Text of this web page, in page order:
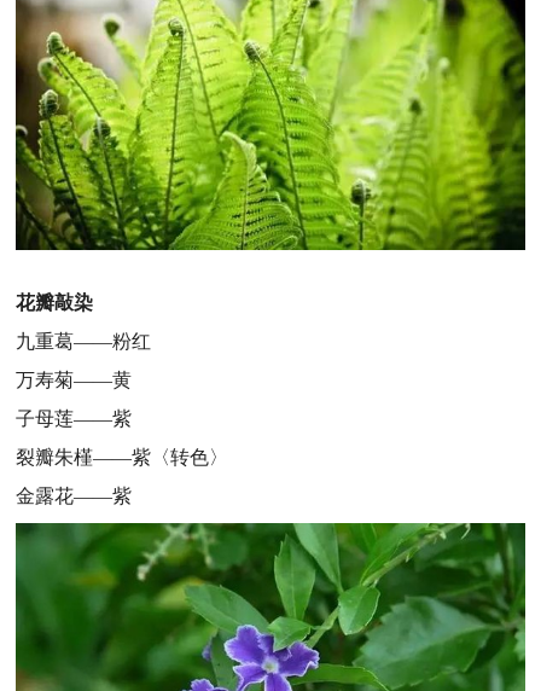
花瓣敲染
九重葛——粉红
万寿菊——黄
子母莲——紫
裂瓣朱槿——紫〈转色〉
金露花——紫